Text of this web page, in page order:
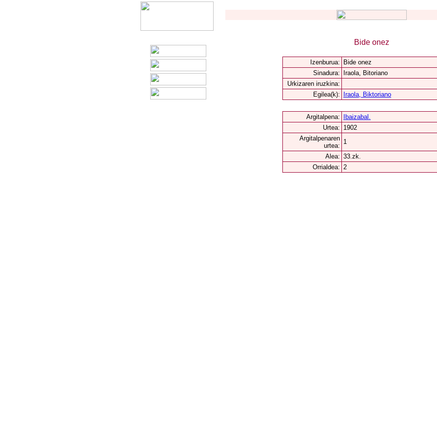
Bide onez
Izenburua:
Bide onez
Sinadura:
Iraola, Bitoriano
Urkizaren iruzkina:
Egilea(k):
Iraola, Biktoriano
Argitalpena:
Ibaizabal.
Urtea: 1902
Argitalpenaren
urtea:
1
Alea: 33.zk.
Orrialdea: 2